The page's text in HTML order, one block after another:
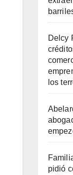
Delcy
los
pidió